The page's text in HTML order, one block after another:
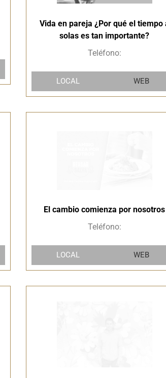
Vida en pareja ¿Por qué el tiempo
solas es tan importante?
Teléfono:
LOCAL WEB
El cambio comienza por nosotros
Teléfono:
LOCAL WEB